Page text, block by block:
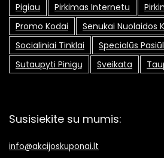
Pigiau
Pirkimas Internetu
Promo Kodai
Senukai Nuolaidos
Socialiniai Tinklai
Specialūs
Sutaupyti Pinigų
Sveikata
Susisiekite su mumis:
info@akcijoskuponai.lt